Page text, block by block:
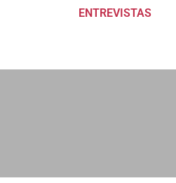
ENTREVISTAS